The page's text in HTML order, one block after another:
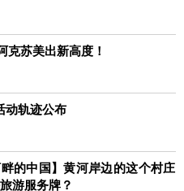
克苏美出新高度！
动轨迹公布
畔的中国】黄河岸边的这个村庄
游服务牌？